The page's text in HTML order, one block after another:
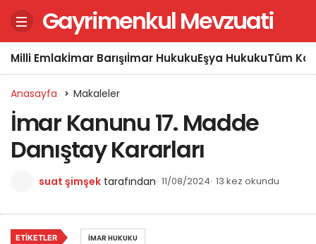
Gayrimenkul Mevzuati
Milli Emlakİmar Barışıİmar HukukuEşya HukukuTüm
Anasayfa Makaleler
İmar Kanunu 17. Madde
Danıştay Kararları
suat şimşek tarafından 11/08/2024 13 kez okundu
ETIKETLER İMAR HUKUKU